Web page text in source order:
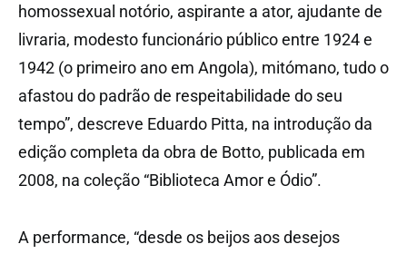
homossexual notório, aspirante a ator, ajudante de
livraria, modesto funcionário público entre 1924 e
1942 (o primeiro ano em Angola), mitómano, tudo o
afastou do padrão de respeitabilidade do seu
tempo”, descreve Eduardo Pitta, na introdução da
edição completa da obra de Botto, publicada em
2008, na coleção “Biblioteca Amor e Ódio”.
A performance, “desde os beijos aos desejos